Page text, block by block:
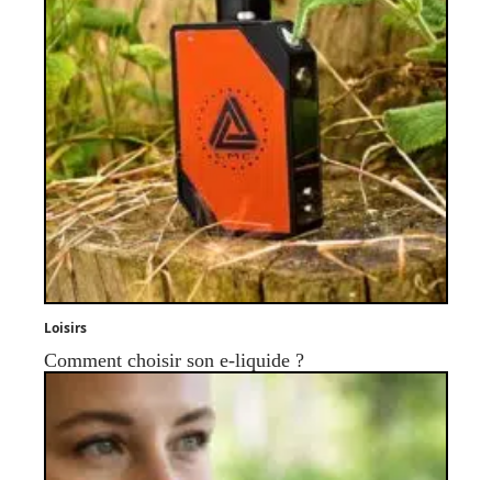
Loisirs
Comment choisir son e-liquide ?